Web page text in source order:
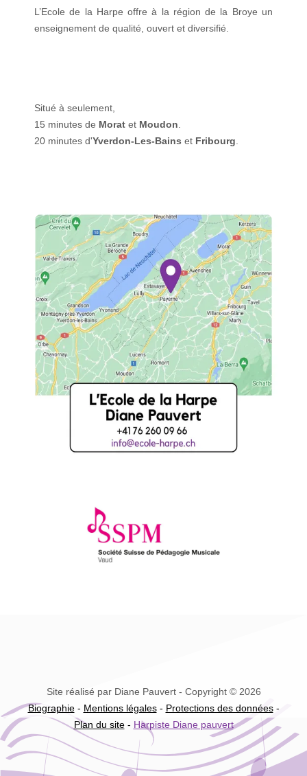
L’Ecole de la Harpe offre à la région de la Broye un
enseignement de qualité, ouvert et diversifié.
Situé à seulement,
15 minutes de Morat et Moudon
20 minutes d'Yverdon-Les-Bains et Fribourg
Site réalisé par Diane Pauvert - Copyright © 2026
Biographie- Mentions légales- Protections des données-
Plan du site- Harpiste Diane pauvert